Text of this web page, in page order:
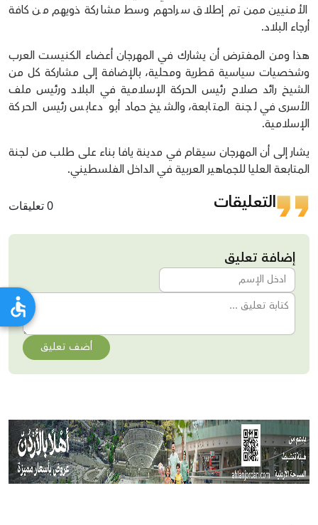
الأمنيين ممن تم إطلاق سراحهم وسط مشاركة ذويهم من كافة
أرجاء البلاد.
هذا ومن المفترض أن يشارك في المهرجان أعضاء الكنيست العرب
وشخصيات سياسية قطرية ومحلية، بالإضافة إلى مشاركة كل من
الشيخ رائد صلاح رئيس الحركة الإسلامية في البلاد ورئيس ملف
الأسرى في لجنة المتابعة، والشيخ حماد أبو دعابس رئيس الحركة
الإسلامية.
يشار إلى أن المهرجان سيقام في مدينة يافا بناء على طلب من لجنة
المتابعة العليا للجماهير العربية في الداخل الفلسطيني.
التعليقات 0 تعليقات
إضافة تعليق
أضف تعليق